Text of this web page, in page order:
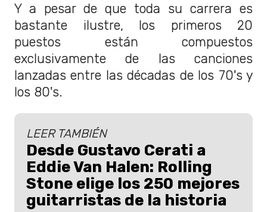
Y a pesar de que toda su carrera es
bastante ilustre, los primeros 20
puestos están compuestos
exclusivamente de las canciones
lanzadas entre las décadas de los 70's y
los 80's.
LEER TAMBIÉN
Desde Gustavo Cerati a
Eddie Van Halen: Rolling
Stone elige los 250 mejores
guitarristas de la historia